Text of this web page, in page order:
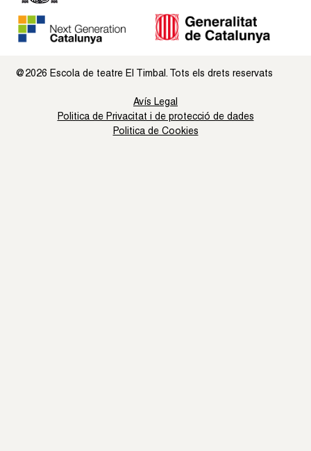
@2026 Escola de teatre El Timbal. Tots els drets reservats
Avís Legal
Politica de Privacitat i de protecció de dades
Politica de Cookies